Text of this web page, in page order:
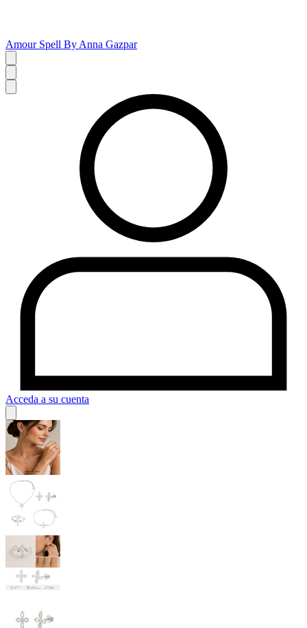
Amour Spell By Anna Gazpar
Acceda a su cuenta